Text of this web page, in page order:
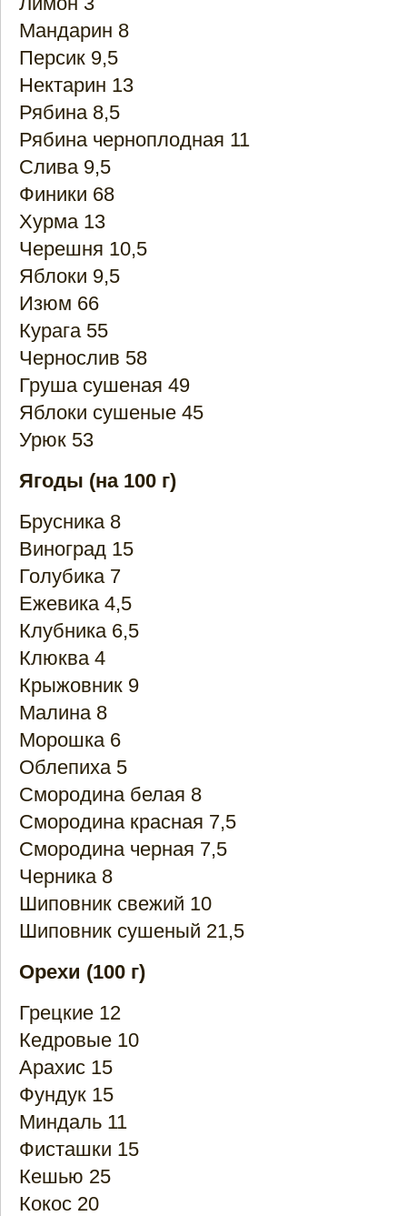
Мандарин 8
Персик 9,5
Нектарин 13
Рябина 8,5
Рябина черноплодная 11
Слива 9,5
Финики 68
Хурма 13
Черешня 10,5
Яблоки 9,5
Изюм 66
Курага 55
Чернослив 58
Груша сушеная 49
Яблоки сушеные 45
Урюк 53
Ягоды (на 100 г)
Брусника 8
Виноград 15
Голубика 7
Ежевика 4,5
Клубника 6,5
Клюква 4
Крыжовник 9
Малина 8
Морошка 6
Облепиха 5
Смородина белая 8
Смородина красная 7,5
Смородина черная 7,5
Черника 8
Шиповник свежий 10
Шиповник сушеный 21,5
Орехи (100 г)
Грецкие 12
Кедровые 10
Арахис 15
Фундук 15
Миндаль 11
Фисташки 15
Кешью 25
Кокос 20